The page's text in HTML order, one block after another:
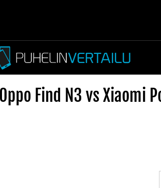
Oppo Find N3 vs Xiaomi